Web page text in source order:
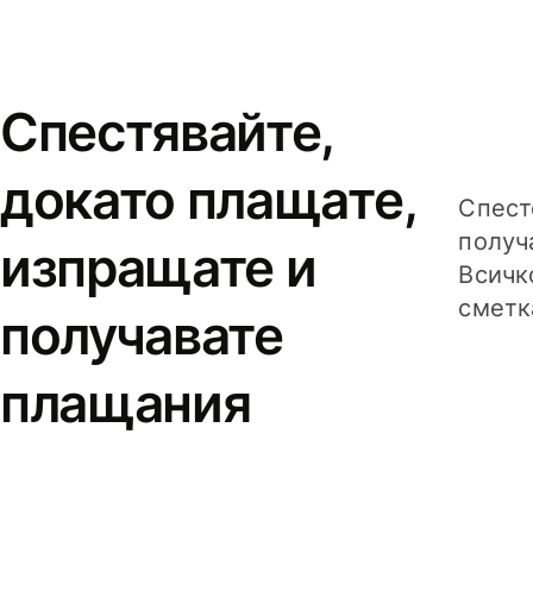
Спестявайте,
докато плащате,
изпращате и
получавате
плащания